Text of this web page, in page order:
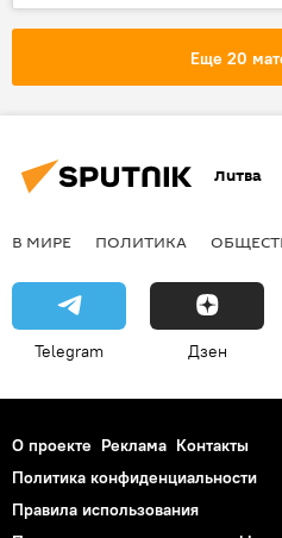
обучение
школьное
Общество
Еще 20
Литва
В МИРЕ ПОЛИТИКА
Telegram Дзен
О проекте Реклама Контакты
Политика конфиденциальности
Правила использования